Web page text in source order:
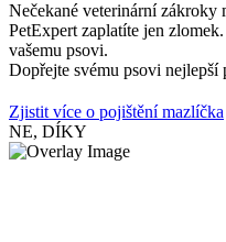
Nečekané veterinární zákroky
PetExpert zaplatíte jen
vašemu psovi.
Dopřejte svému psovi nejlepší
Zjistit více o pojištění mazlíčka
NE, DÍKY